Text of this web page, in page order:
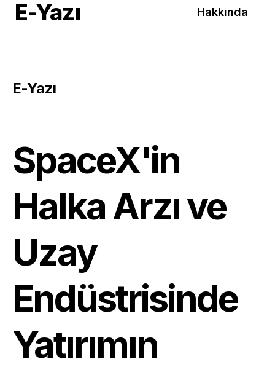
E-Yazı Hakkında
E-Yazı
SpaceX'in
Halka Arzı ve
Uzay
Endüstrisinde
Yatırımın